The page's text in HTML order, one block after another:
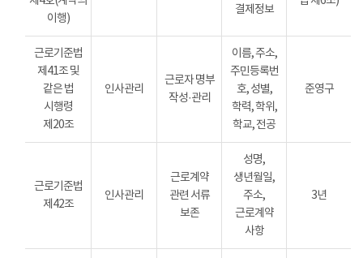
이행)
결제정보
근로기준법
제41조 및
같은 법
시행령
제20조
인사관리
근로자 명부
작성·관리
이름, 주소,
주민등록번
호, 성별,
학력, 학위,
학교, 전공
준영구
근로기준법
제42조
인사관리
근로계약
관련 서류
보존
성명,
생년월일,
주소,
근로계약
사항
3년